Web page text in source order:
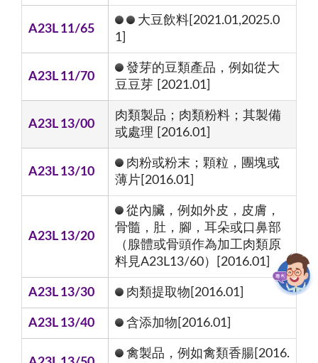
A23L 11/65
大豆飲料[2021.01,2025.0
1]
A23L 11/70
發芽的豆類產品，例如從大
豆豆芽 [2021.01]
A23L 13/00
肉類製品；肉類粉料；其製備
或處理 [2016.01]
A23L 13/10
肉粉或粉末；顆粒，團塊或
薄片[2016.01]
A23L 13/20
從內臟，例如外皮，皮膚，
骨髓，肚，腳，耳朵或口鼻部
（腺體或骨頭作為加工肉類原
料見A23L13/60）[2016.01]
A23L 13/30 肉類提取物[2016.01]
A23L 13/40 含添加物[2016.01]
禽製品，例如禽類香腸[2016.